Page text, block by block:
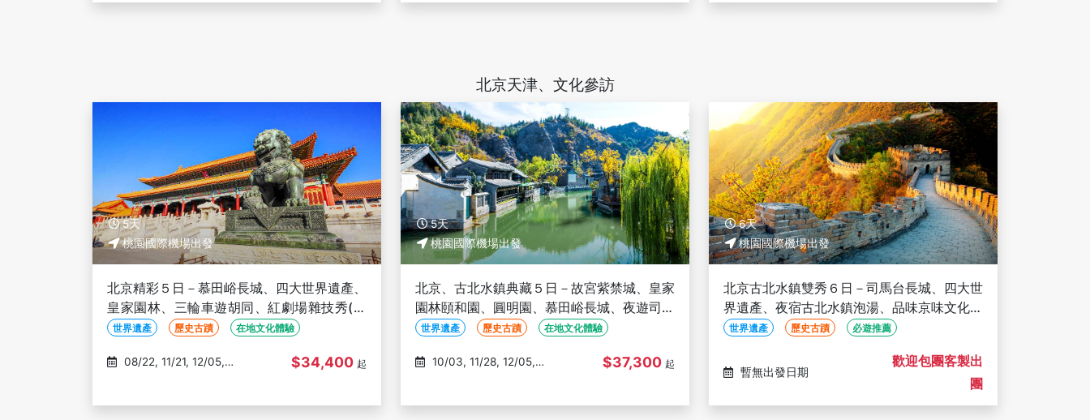
北京天津、文化參訪
5天
桃園國際機場出發
北京精彩５日－慕田峪長城、四大世界遺產、
皇家園林、三輪車遊胡同、紅劇場雜技秀(文
化參訪)
世界遺產 歷史古蹟 在地文化體驗
$34,400 起
5天
桃園國際機場出發
北京、古北水鎮典藏５日－故宮紫禁城、皇家
園林頤和園、圓明園、慕田峪長城、夜遊司馬
台(文化參訪)
世界遺產 歷史古蹟 在地文化體驗
$37,300 起
6天
桃園國際機場出發
北京古北水鎮雙秀６日－司馬台長城、四大世
界遺產、夜宿古北水鎮泡湯、品味京味文化老
舍茶館、紅劇場雜技秀(文化參訪)
世界遺產 歷史古蹟 必遊推薦
暫無出發日期
歡迎包團客製出
團